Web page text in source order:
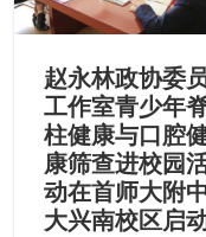
赵永林政协委
工作室青少年
柱健康与口腔
康筛查进校园
动在首师大附
大兴南校区启